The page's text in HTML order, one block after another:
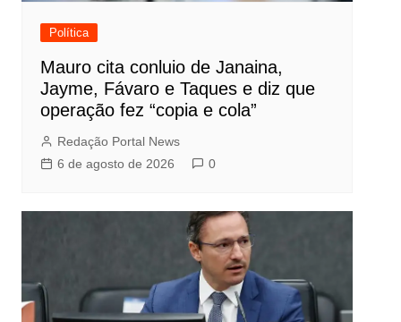
Política
Mauro cita conluio de Janaina,
Jayme, Fávaro e Taques e diz que
operação fez “copia e cola”
Redação Portal News
6 de agosto de 2026
0